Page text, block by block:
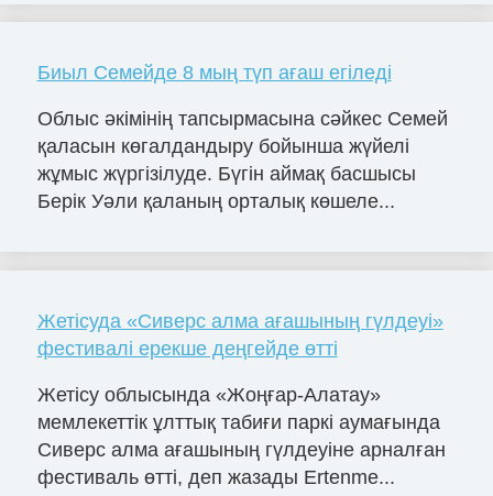
Биыл Семейде 8 мың түп ағаш егіледі
Облыс әкімінің тапсырмасына сәйкес Семей
қаласын көгалдандыру бойынша жүйелі
жұмыс жүргізілуде. Бүгін аймақ басшысы
Берік Уәли қаланың орталық көшеле...
Жетісуда «Сиверс алма ағашының гүлдеуі»
фестивалі ерекше деңгейде өтті
Жетісу облысында «Жоңғар-Алатау»
мемлекеттік ұлттық табиғи паркі аумағында
Сиверс алма ағашының гүлдеуіне арналған
фестиваль өтті, деп жазады Ertenme...